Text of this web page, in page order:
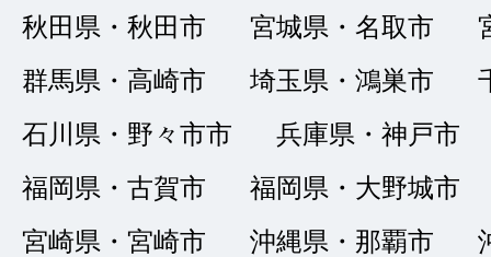
★★★★★
5 点
総合評価
2021/11/18
誠実な対応
nao
接客： 5 ｜ 雰囲
秋田県・秋田市 宮城県・名取市
群馬県・高崎市
埼玉県・鴻巣市
石川県・野々市市
兵庫県・神戸市
福岡県・古賀市
福岡県・大野城市
宮崎県・宮崎市
沖縄県・那覇市